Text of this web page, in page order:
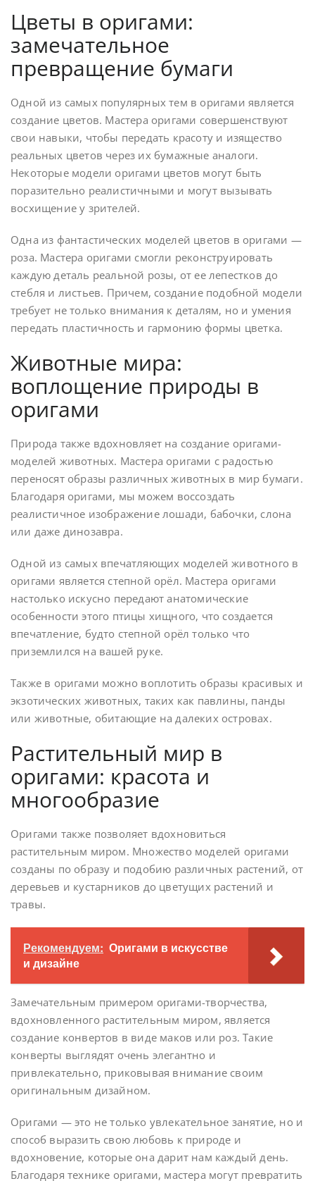
Цветы в оригами:
замечательное
превращение бумаги
Одной из самых популярных тем в оригами является
создание цветов. Мастера оригами совершенствуют
свои навыки, чтобы передать красоту и изящество
реальных цветов через их бумажные аналоги.
Некоторые модели оригами цветов могут быть
поразительно реалистичными и могут вызывать
восхищение у зрителей.
Одна из фантастических моделей цветов в оригами —
роза. Мастера оригами смогли реконструировать
каждую деталь реальной розы, от ее лепестков до
стебля и листьев. Причем, создание подобной модели
требует не только внимания к деталям, но и умения
передать пластичность и гармонию формы цветка.
Животные мира:
воплощение природы в
оригами
Природа также вдохновляет на создание оригами-
моделей животных. Мастера оригами с радостью
переносят образы различных животных в мир бумаги.
Благодаря оригами, мы можем воссоздать
реалистичное изображение лошади, бабочки, слона
или даже динозавра.
Одной из самых впечатляющих моделей животного в
оригами является степной орёл. Мастера оригами
настолько искусно передают анатомические
особенности этого птицы хищного, что создается
впечатление, будто степной орёл только что
приземлился на вашей руке.
Также в оригами можно воплотить образы красивых и
экзотических животных, таких как павлины, панды
или животные, обитающие на далеких островах.
Растительный мир в
оригами: красота и
многообразие
Оригами также позволяет вдохновиться
растительным миром. Множество моделей оригами
созданы по образу и подобию различных растений, от
деревьев и кустарников до цветущих растений и
травы.
Рекомендуем: Оригами в искусстве
и дизайне
Замечательным примером оригами-творчества,
вдохновленного растительным миром, является
создание конвертов в виде маков или роз. Такие
конверты выглядят очень элегантно и
привлекательно, приковывая внимание своим
оригинальным дизайном.
Оригами — это не только увлекательное занятие, но и
способ выразить свою любовь к природе и
вдохновение, которые она дарит нам каждый день.
Благодаря технике оригами, мастера могут превратить